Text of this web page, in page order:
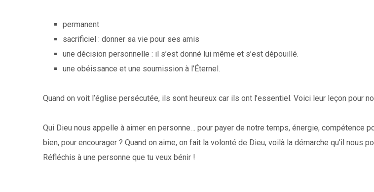
permanent
sacrificiel : donner sa vie pour ses amis
une décision personnelle : il s’est donné lui même et s’est dépouillé.
une obéissance et une soumission à l’Éternel.
Quand on voit l’église persécutée, ils sont heureux car ils ont l’essentiel. Voici leur leçon pour
Qui Dieu nous appelle à aimer en personne… pour payer de notre temps, énergie, compétence
bien, pour encourager ? Quand on aime, on fait la volonté de Dieu, voilà la démarche qu’il nous
Réfléchis à une personne que tu veux bénir !